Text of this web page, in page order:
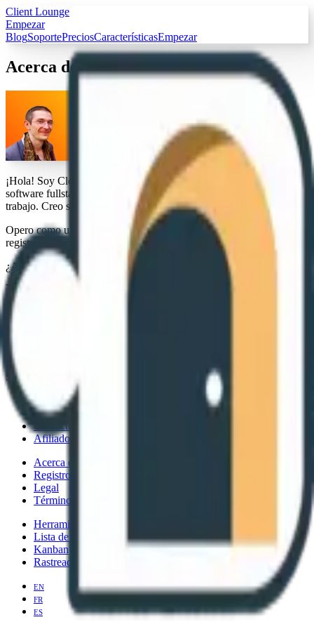
Client Lounge
Empezar
BlogSoportePreciosCaracterísticasEmpezar
Acerca de
¡Hola! Soy Clément, creador de Client Lounge. Soy un ingeniero de
software fullstack y ayudo a las empresas a automatizar sus flujos de
trabajo. Creo sitios web, herramientas y aplicaciones, como esta.
Opero como una empresa individual (<em>autoentrepreneur</em>)
registrada en Francia, donde resido con mi familia cerca de Poitiers.
¿Alguna pregunta? Contácteme en
hello@client-lounge.com
Client Lounge
Solución de software de portal de clientes de marca blanca
Recursos
Soporte
Contacto
Afiliados
Acerca de
Registro de cambios
Legal
Términos y Condiciones
Herramientas gratuitas
Lista de verificación de incorporación de clientes
Kanban
Rastreador de tiempo
en
fr
es